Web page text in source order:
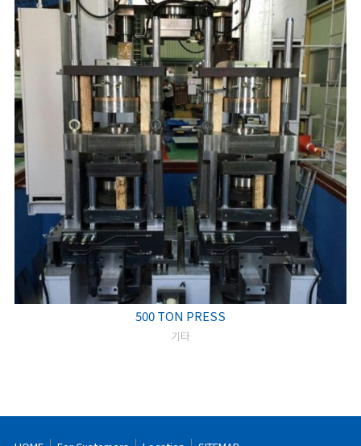
500 TON PRESS
기타